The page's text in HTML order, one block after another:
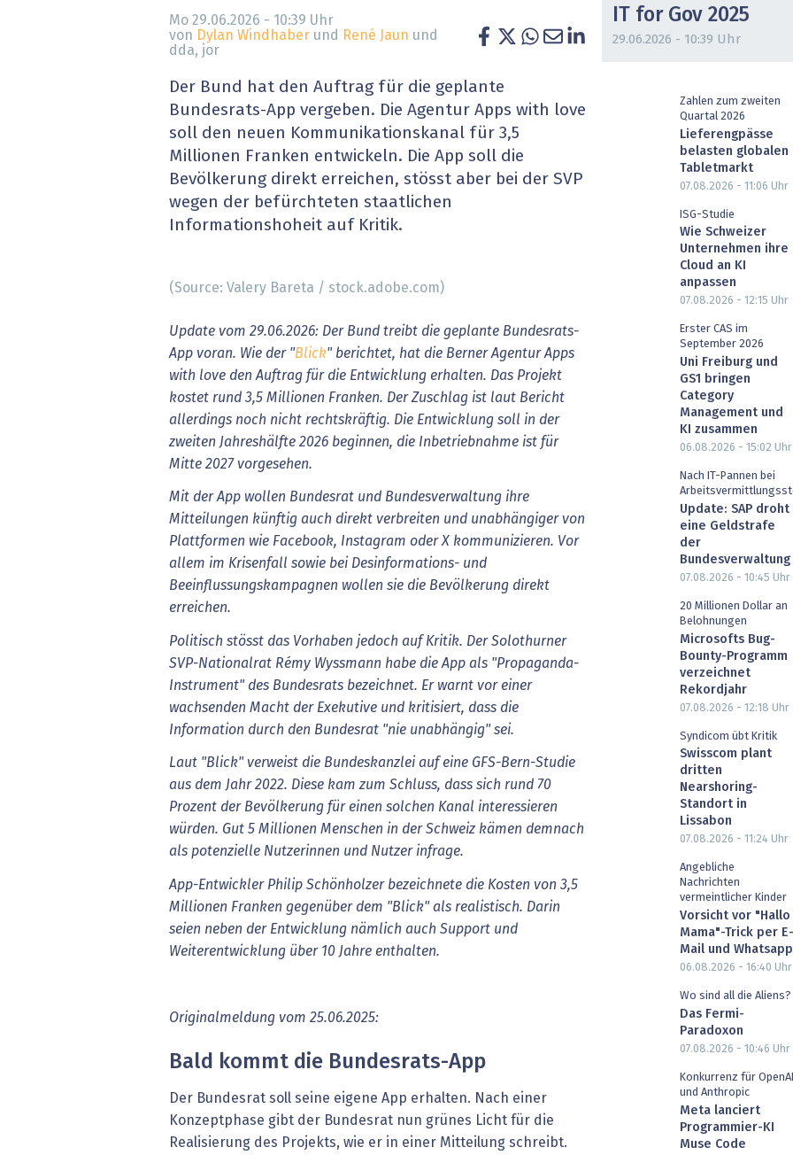
» alle News
EU-DSGVO
XaaS, Managed Services & Co.
Digital Banking
» alle Dossiers
IT for Health
Finance 2030
Fintech & Insurtech
Professional AV & Digital Signage
Mo 29.06.2026 - 10:39 Uhr
von Dylan Windhaber und René Jaun und
dda, jor
Der Bund hat den Auftrag für die geplante
Bundesrats-App vergeben. Die Agentur Apps with love
soll den neuen Kommunikationskanal für 3,5
Millionen Franken entwickeln. Die App soll die
Bevölkerung direkt erreichen, stösst aber bei der SVP
wegen der befürchteten staatlichen
Informationshoheit auf Kritik.
(Source: Valery Bareta / stock.adobe.com)
Update vom 29.06.2026: Der Bund treibt die geplante Bundesrats-
App voran. Wie der "Blick" berichtet, hat die Berner Agentur Apps
with love den Auftrag für die Entwicklung erhalten. Das Projekt
kostet rund 3,5 Millionen Franken. Der Zuschlag ist laut Bericht
allerdings noch nicht rechtskräftig. Die Entwicklung soll in der
zweiten Jahreshälfte 2026 beginnen, die Inbetriebnahme ist für
Mitte 2027 vorgesehen.
Mit der App wollen Bundesrat und Bundesverwaltung ihre
Mitteilungen künftig auch direkt verbreiten und unabhängiger von
Plattformen wie Facebook, Instagram oder X kommunizieren. Vor
allem im Krisenfall sowie bei Desinformations- und
Beeinflussungskampagnen wollen sie die Bevölkerung direkt
erreichen.
Politisch stösst das Vorhaben jedoch auf Kritik. Der Solothurner
SVP-Nationalrat Rémy Wyssmann habe die App als "Propaganda-
Instrument" des Bundesrats bezeichnet. Er warnt vor einer
wachsenden Macht der Exekutive und kritisiert, dass die
Information durch den Bundesrat "nie unabhängig" sei.
Laut "Blick" verweist die Bundeskanzlei auf eine GFS-Bern-Studie
aus dem Jahr 2022. Diese kam zum Schluss, dass sich rund 70
Prozent der Bevölkerung für einen solchen Kanal interessieren
würden. Gut 5 Millionen Menschen in der Schweiz kämen demnach
als potenzielle Nutzerinnen und Nutzer infrage.
App-Entwickler Philip Schönholzer bezeichnete die Kosten von 3,5
Millionen Franken gegenüber dem "Blick" als realistisch. Darin
seien neben der Entwicklung nämlich auch Support und
Weiterentwicklung über 10 Jahre enthalten.
Originalmeldung vom 25.06.2025:
Bald kommt die Bundesrats-App
Der Bundesrat soll seine eigene App erhalten. Nach einer
Konzeptphase gibt der Bundesrat nun grünes Licht für die
Realisierung des Projekts, wie er in einer Mitteilung schreibt.
IT for Gov 2025
29.06.2026 - 10:39 Uhr
Zahlen zum zweiten
Quartal 2026
Lieferengpässe
belasten globalen
Tabletmarkt
07.08.2026 - 11:06 Uhr
ISG-Studie
Wie Schweizer
Unternehmen ihre
Cloud an KI
anpassen
07.08.2026 - 12:15 Uhr
Erster CAS im
September 2026
Uni Freiburg und
GS1 bringen
Category
Management und
KI zusammen
06.08.2026 - 15:02 Uhr
Nach IT-Pannen bei
Update: SAP droht
eine Geldstrafe
der
Bundesverwaltung
07.08.2026 - 10:45 Uhr
20 Millionen Dollar an
Belohnungen
Microsofts Bug-
Bounty-Programm
verzeichnet
Rekordjahr
07.08.2026 - 12:18 Uhr
Syndicom übt Kritik
Swisscom plant
dritten
Nearshoring-
Standort in
Lissabon
07.08.2026 - 11:24 Uhr
Angebliche
Nachrichten
vermeintlicher Kinder
Vorsicht vor "Hallo
Mama"-Trick per E-
Mail und Whatsapp
06.08.2026 - 16:40 Uhr
Wo sind all die Aliens?
Das Fermi-
Paradoxon
07.08.2026 - 10:46 Uhr
Konkurrenz für OpenAI
und Anthropic
Meta lanciert
Programmier-KI
Muse Code